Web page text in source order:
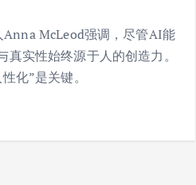
McLeod强调，尽管AI能
实性始终源于人的创造力。
化”是关键。